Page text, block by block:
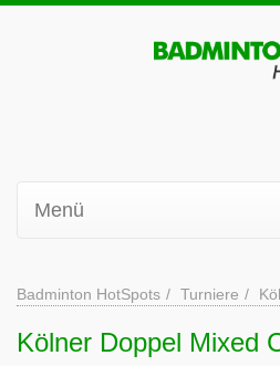
Menü
Badminton HotSpots Turniere
Kölner Doppel Mixed